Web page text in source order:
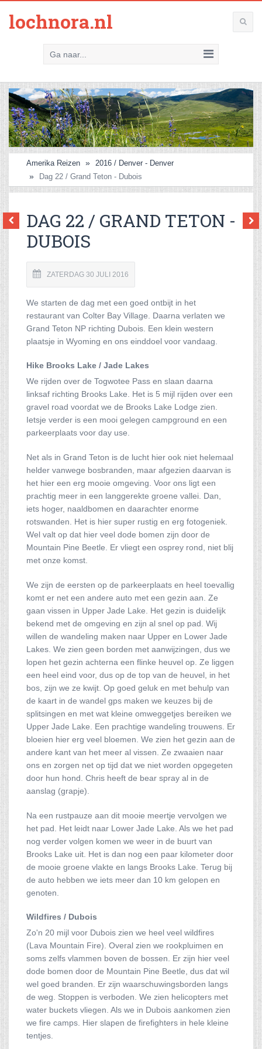
lochnora.nl
Ga naar...
Amerika Reizen
2016 / Denver - Denver
Dag 22 / Grand Teton - Dubois
DAG 22 / GRAND TETON -
DUBOIS
ZATERDAG 30 JULI 2016
We starten de dag met een goed ontbijt in het
restaurant van Colter Bay Village. Daarna verlaten we
Grand Teton NP richting Dubois. Een klein western
plaatsje in Wyoming en ons einddoel voor vandaag.
Hike Brooks Lake / Jade Lakes
We rijden over de Togwotee Pass en slaan daarna
linksaf richting Brooks Lake. Het is 5 mijl rijden over een
gravel road voordat we de Brooks Lake Lodge zien.
Ietsje verder is een mooi gelegen campground en een
parkeerplaats voor day use.
Net als in Grand Teton is de lucht hier ook niet helemaal
helder vanwege bosbranden, maar afgezien daarvan is
het hier een erg mooie omgeving. Voor ons ligt een
prachtig meer in een langgerekte groene vallei. Dan,
iets hoger, naaldbomen en daarachter enorme
rotswanden. Het is hier super rustig en erg fotogeniek.
Wel valt op dat hier veel dode bomen zijn door de
Mountain Pine Beetle. Er vliegt een osprey rond, niet blij
met onze komst.
We zijn de eersten op de parkeerplaats en heel toevallig
komt er net een andere auto met een gezin aan. Ze
gaan vissen in Upper Jade Lake. Het gezin is duidelijk
bekend met de omgeving en zijn al snel op pad. Wij
willen de wandeling maken naar Upper en Lower Jade
Lakes. We zien geen borden met aanwijzingen, dus we
lopen het gezin achterna een flinke heuvel op. Ze liggen
een heel eind voor, dus op de top van de heuvel, in het
bos, zijn we ze kwijt. Op goed geluk en met behulp van
de kaart in de wandel gps maken we keuzes bij de
splitsingen en met wat kleine omweggetjes bereiken we
Upper Jade Lake. Een prachtige wandeling trouwens. Er
bloeien hier erg veel bloemen. We zien het gezin aan de
andere kant van het meer al vissen. Ze zwaaien naar
ons en zorgen net op tijd dat we niet worden opgegeten
door hun hond. Chris heeft de bear spray al in de
aanslag (grapje).
Na een rustpauze aan dit mooie meertje vervolgen we
het pad. Het leidt naar Lower Jade Lake. Als we het pad
nog verder volgen komen we weer in de buurt van
Brooks Lake uit. Het is dan nog een paar kilometer door
de mooie groene vlakte en langs Brooks Lake. Terug bij
de auto hebben we iets meer dan 10 km gelopen en
genoten.
Wildfires / Dubois
Zo'n 20 mijl voor Dubois zien we heel veel wildfires
(Lava Mountain Fire). Overal zien we rookpluimen en
soms zelfs vlammen boven de bossen. Er zijn hier veel
dode bomen door de Mountain Pine Beetle, dus dat wil
wel goed branden. Er zijn waarschuwingsborden langs
de weg. Stoppen is verboden. We zien helicopters met
water buckets vliegen. Als we in Dubois aankomen zien
we fire camps. Hier slapen de firefighters in hele kleine
tentjes.